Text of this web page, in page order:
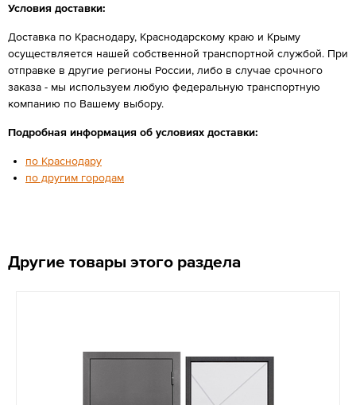
Условия доставки:
Доставка по Краснодару, Краснодарскому краю и Крыму
осуществляется нашей собственной транспортной службой. При
отправке в другие регионы России, либо в случае срочного
заказа - мы используем любую федеральную транспортную
компанию по Вашему выбору.
Подробная информация об условиях доставки:
по Краснодару
по другим городам
Другие товары этого раздела